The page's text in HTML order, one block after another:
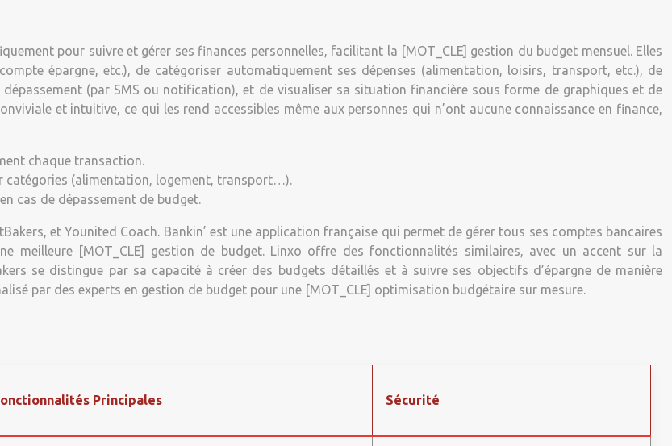
pour suivre et gérer ses finances personnelles, facilitant la [MOT_CLE] gestion du budget mensuel. Elles
épargne, etc.), de catégoriser automatiquement ses dépenses (alimentation, loisirs, transport, etc.), de
(par SMS ou notification), et de visualiser sa situation financière sous forme de graphiques et de
et intuitive, ce qui les rend accessibles même aux personnes qui n’ont aucune connaissance en finance,
chaque transaction.
catégories (alimentation, logement, transport…).
cas de dépassement de budget.
et Younited Coach. Bankin’ est une application française qui permet de gérer tous ses comptes bancaires
meilleure [MOT_CLE] gestion de budget. Linxo offre des fonctionnalités similaires, avec un accent sur la
se distingue par sa capacité à créer des budgets détaillés et à suivre ses objectifs d’épargne de manière
par des experts en gestion de budget pour une [MOT_CLE] optimisation budgétaire sur mesure.
Principales Sécurité